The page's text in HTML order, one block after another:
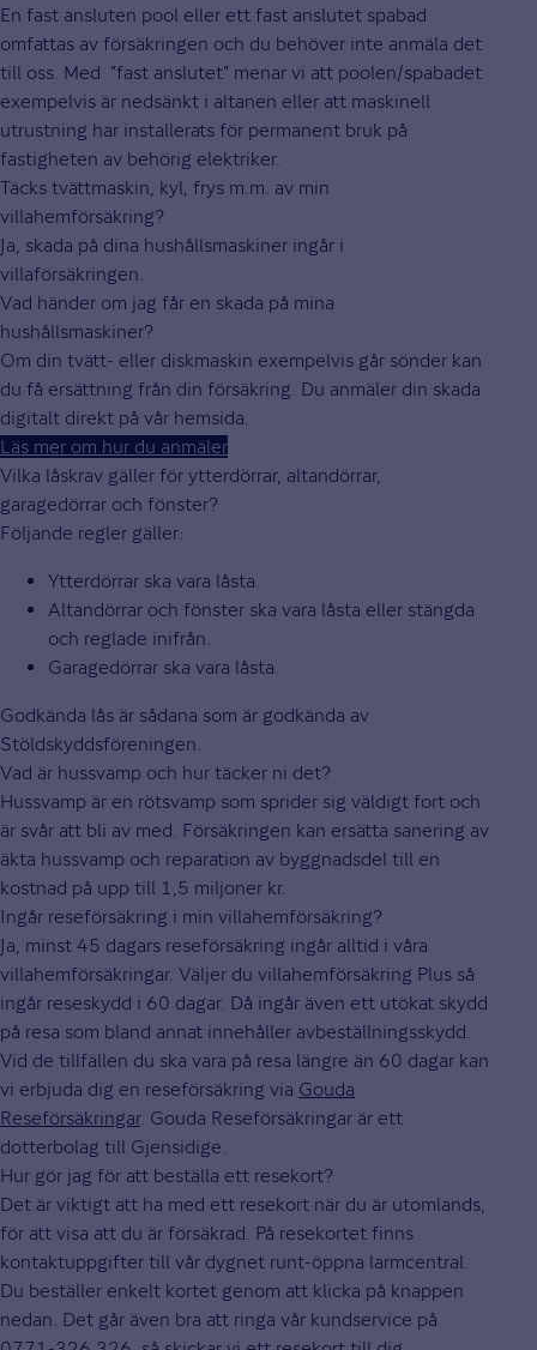
En fast ansluten pool eller ett fast anslutet spabad
omfattas av försäkringen och du behöver inte anmäla det
till oss. Med ”fast anslutet” menar vi att poolen/spabadet
exempelvis är nedsänkt i altanen eller att maskinell
utrustning har installerats för permanent bruk på
fastigheten av behörig elektriker.
Täcks tvättmaskin, kyl, frys m.m. av min
villahemförsäkring?
Ja, skada på dina hushållsmaskiner ingår i
villaförsäkringen.
Vad händer om jag får en skada på mina
hushållsmaskiner?
Om din tvätt- eller diskmaskin exempelvis går sönder kan
du få ersättning från din försäkring. Du anmäler din skada
digitalt direkt på vår hemsida.
Läs mer om hur du anmäler
Vilka låskrav gäller för ytterdörrar, altandörrar,
garagedörrar och fönster?
Följande regler gäller:
Ytterdörrar ska vara låsta.
Altandörrar och fönster ska vara låsta eller stängda
och reglade inifrån.
Garagedörrar ska vara låsta.
Godkända lås är sådana som är godkända av
Stöldskyddsföreningen.
Vad är hussvamp och hur täcker ni det?
Hussvamp är en rötsvamp som sprider sig väldigt fort och
är svår att bli av med. Försäkringen kan ersätta sanering av
äkta hussvamp och reparation av byggnadsdel till en
kostnad på upp till 1,5 miljoner kr.
Ingår reseförsäkring i min villahemförsäkring?
Ja, minst 45 dagars reseförsäkring ingår alltid i våra
villahemförsäkringar. Väljer du villahemförsäkring Plus så
ingår reseskydd i 60 dagar. Då ingår även ett utökat skydd
på resa som bland annat innehåller avbeställningsskydd.
Vid de tillfällen du ska vara på resa längre än 60 dagar kan
vi erbjuda dig en reseförsäkring via Gouda
Reseförsäkringar. Gouda Reseförsäkringar är ett
dotterbolag till Gjensidige.
Hur gör jag för att beställa ett resekort?
Det är viktigt att ha med ett resekort när du är utomlands,
för att visa att du är försäkrad. På resekortet finns
kontaktuppgifter till vår dygnet runt-öppna larmcentral.
Du beställer enkelt kortet genom att klicka på knappen
nedan. Det går även bra att ringa vår kundservice på